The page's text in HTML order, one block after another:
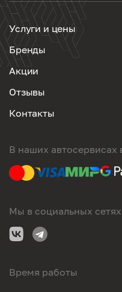
Услуги и цены
Бренды
Акции
Отзывы
Контакты
В наших автосервисах
Мы в социальных сетях
Время работы